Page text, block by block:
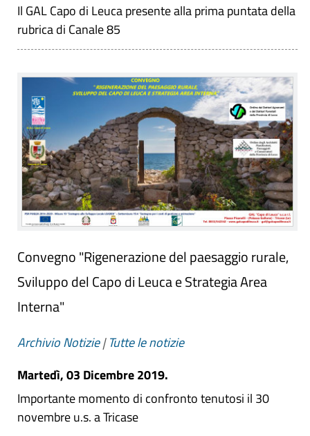
Il GAL Capo di Leuca presente alla prima puntata della
rubrica di Canale 85
Convegno "Rigenerazione del paesaggio rurale,
Sviluppo del Capo di Leuca e Strategia Area
Interna"
Archivio Notizie|Tutte le notizie
Martedì, 03 Dicembre 2019.
Importante momento di confronto tenutosi il 30
novembre u.s. a Tricase